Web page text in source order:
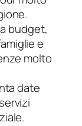
budget,
e
molto
date